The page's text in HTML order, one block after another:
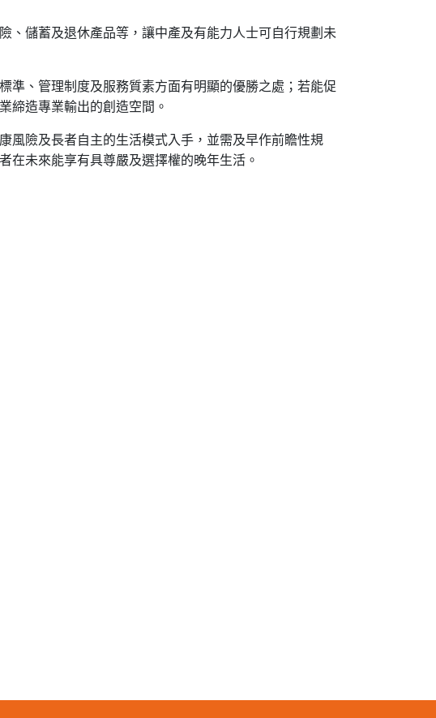
、儲蓄及退休產品等，讓中產及有能力人士可自行規劃未
準、管理制度及服務質素方面有明顯的優勝之處；若能促
締造專業輸出的創造空間。
風險及長者自主的生活模式入手，並需及早作前瞻性規
在未來能享有具尊嚴及選擇權的晚年生活。